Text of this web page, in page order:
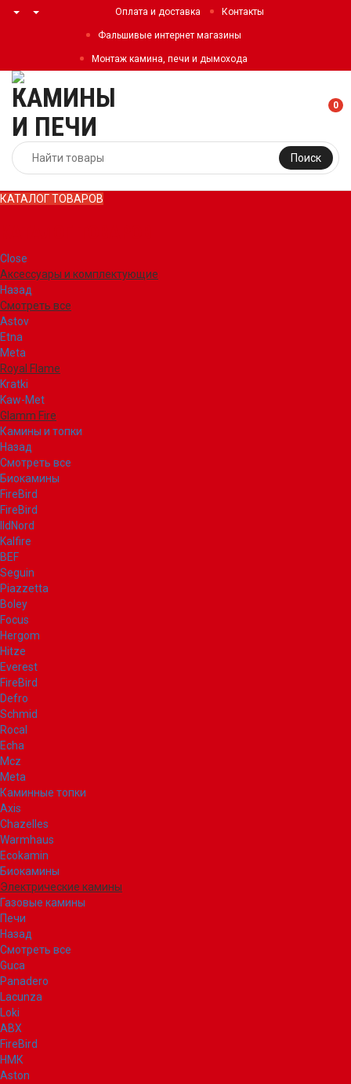
Оплата и доставка Контакты
Фальшивые интернет магазины
Монтаж камина, печи и дымохода
Поиск
0
КАТАЛОГ ТОВАРОВ
Close
Аксессуары и комплектующие
Назад
Смотреть все
Astov
Etna
Meta
Royal Flame
Kratki
Kaw-Met
Glamm Fire
Камины и топки
Назад
Смотреть все
Биокамины
FireBird
FireBird
IldNord
Kalfire
BEF
Seguin
Piazzetta
Boley
Focus
Hergom
Hitze
Everest
FireBird
Defro
Schmid
Rocal
Echa
Mcz
Meta
Каминные топки
Axis
Chazelles
Warmhaus
Ecokamin
Биокамины
Электрические камины
Газовые камины
Печи
Назад
Смотреть все
Guca
Panadero
Lacunza
Loki
ABX
FireBird
НМК
Aston